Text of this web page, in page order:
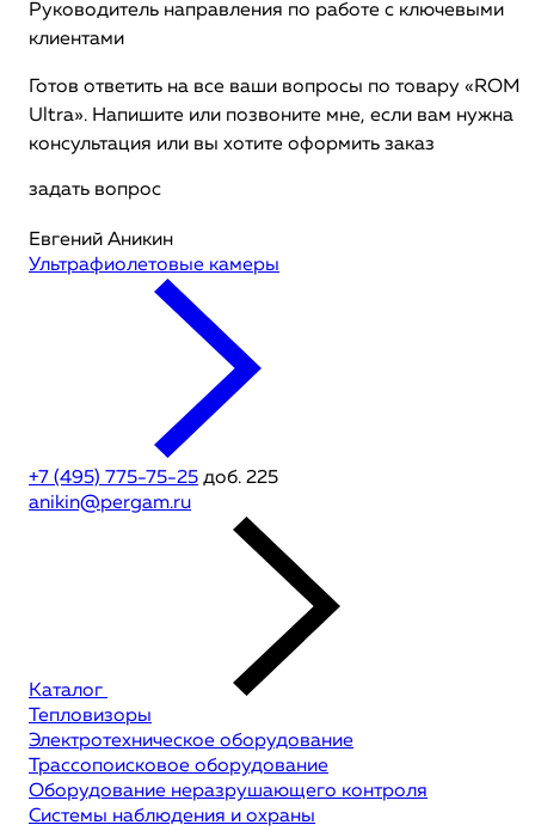
Руководитель направления по работе с ключевыми
клиентами
Готов ответить на все ваши вопросы по товару «ROM
Ultra». Напишите или позвоните мне, если вам нужна
консультация или вы хотите оформить заказ
задать вопрос
Евгений Аникин
Ультрафиолетовые камеры
+7 (495) 775-75-25 доб. 225
anikin@pergam.ru
Каталог
Тепловизоры
Электротехническое оборудование
Трассопоисковое оборудование
Оборудование неразрушающего контроля
Системы наблюдения и охраны